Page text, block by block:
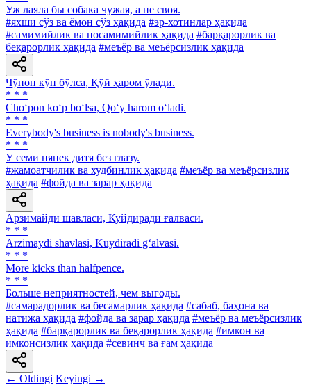
Уж лаяла бы собака чужая, а не своя.
#яхши сўз ва ёмон сўз ҳақида #эр-хотинлар ҳақида
#самимийлик ва носамимийлик ҳақида #барқарорлик ва
беқарорлик ҳақида #меъёр ва меъёрсизлик ҳақида
Чўпон кўп бўлса, Қўй ҳаром ўлади.
* * *
Cho‘pon ko‘p bo‘lsa, Qo‘y harom o‘ladi.
* * *
Everybody's business is nobody's business.
* * *
У семи нянек дитя без глазу.
#жамоатчилик ва худбинлик ҳақида #меъёр ва меъёрсизлик
ҳақида #фойда ва зарар ҳақида
Арзимайди шавласи, Куйдиради ғалваси.
* * *
Arzimaydi shavlasi, Kuydiradi g‘alvasi.
* * *
More kicks than halfpence.
* * *
Больше неприятностей, чем выгоды.
#самарадорлик ва бесамарлик ҳақида #сабаб, баҳона ва
натижа ҳақида #фойда ва зарар ҳақида #меъёр ва меъёрсизлик
ҳақида #барқарорлик ва беқарорлик ҳақида #имкон ва
имконсизлик ҳақида #севинч ва ғам ҳақида
← Oldingi Keyingi →